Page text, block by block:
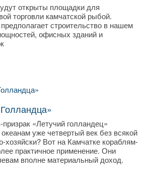
открыты площадки для
торговли камчатской рыбой.
строительство в нашем
офисных зданий и
«Летучий голландец»
уже четвертый век без всякой
хозяйски? Вот на Камчатке кораблям-
практичное применение. Они
вполне материальный доход.